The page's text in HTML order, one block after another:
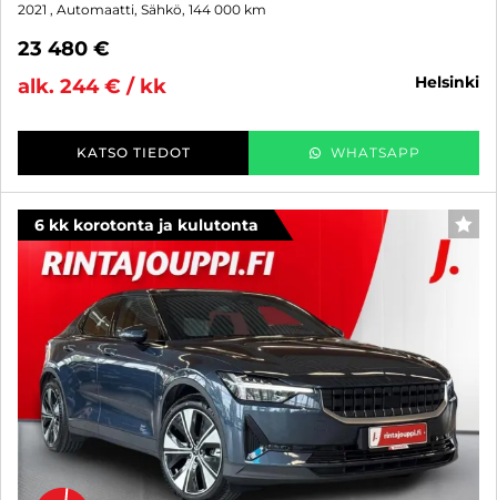
2021 , Automaatti, Sähkö, 144 000 km
23 480 €
alk. 244 € / kk
helsinki
KATSO TIEDOT WHATSAPP
6 kk korotonta ja kulutonta